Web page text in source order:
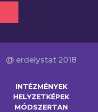
@ erdelystat 2018
INTÉZMÉNYEK
HELYZETKÉPEK
MÓDSZERTAN